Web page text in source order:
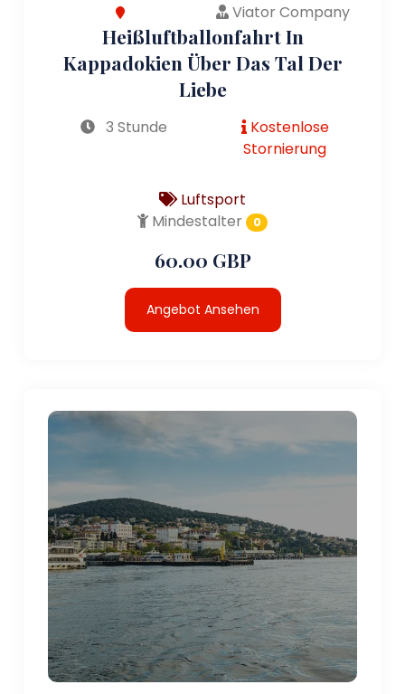
Viator Company
Heißluftballonfahrt In
Kappadokien Über Das Tal Der
Liebe
3 Stunde
Kostenlose
Stornierung
Luftsport
Mindestalter
0
60.00 GBP
Angebot Ansehen